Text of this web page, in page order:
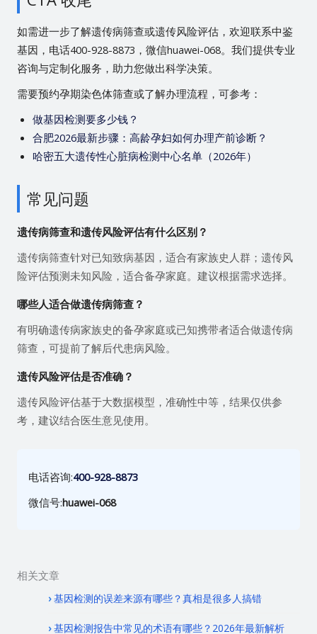
如需进一步了解遗传病筛查或遗传风险评估，欢迎联系中鉴
基因，电话400-928-8873，微信huawei-068。我们提供专业
咨询与定制化服务，助力您做出科学决策。
需要预约孕期染色体筛查或了解办理流程，可参考：
做基因检测要多少钱？
合肥2026最新步骤：高龄孕妇如何办理产前诊断？
哈密五大遗传性心脏病检测中心名单（2026年）
常见问题
遗传病筛查和遗传风险评估有什么区别？
遗传病筛查针对已知致病基因，适合有家族史人群；遗传风
险评估预测未知风险，适合备孕家庭。建议根据需求选择。
哪些人适合做遗传病筛查？
有明确遗传病家族史的备孕家庭或已知携带者适合做遗传病
筛查，可提前了解后代患病风险。
遗传风险评估是否准确？
遗传风险评估基于大数据模型，准确性中等，结果仅供参
考，建议结合医生意见使用。
电话咨询:400-928-8873
微信号:huawei-068
相关文章
基因检测的误差来源有哪些？真相是很多人搞错
基因检测报告中常见的术语有哪些？2026年最新解析